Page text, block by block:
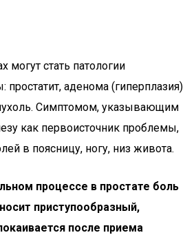
могут стать патологии
простатит, аденома (гиперплазия)
Симптомом, указывающим
как первоисточник проблемы,
в поясницу, ногу, низ живота.
процессе в простате боль
приступообразный,
после приема